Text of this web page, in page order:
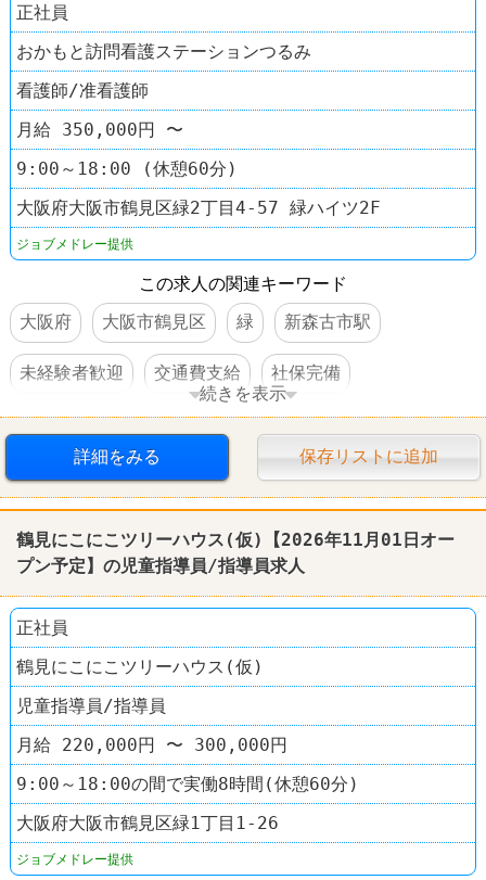
正社員
おかもと訪問看護ステーションつるみ
看護師/准看護師
月給 350,000円 〜
9:00～18:00 (休憩60分)
大阪府大阪市鶴見区緑2丁目4-57 緑ハイツ2F
ジョブメドレー提供
この求人の関連キーワード
大阪府
大阪市鶴見区 緑 新森古市駅
未経験者歓迎 交通費支給 社保完備
車・バイク通勤可
続きを表示
詳細をみる 保存リストに追加
鶴見にこにこツリーハウス(仮)【2026年11月01日オー
プン予定】の児童指導員/指導員求人
正社員
鶴見にこにこツリーハウス(仮)
児童指導員/指導員
月給 220,000円 〜 300,000円
9:00～18:00の間で実働8時間(休憩60分)
大阪府大阪市鶴見区緑1丁目1-26
ジョブメドレー提供